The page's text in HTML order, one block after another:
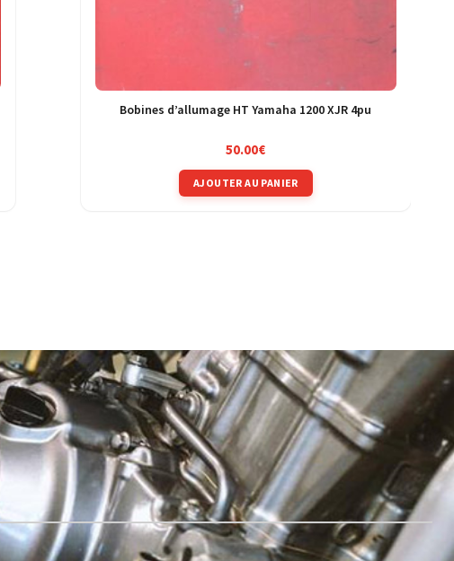
Bobines d’allumage HT Yamaha 1200 XJR 4pu
50.00€
AJOUTER AU PANIER